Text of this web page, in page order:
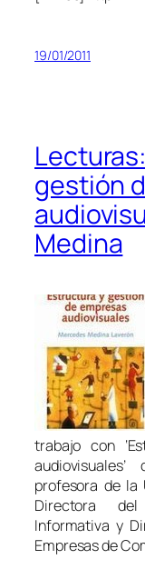
19/01/2011
gestión
Medina
trabajo con
profesora de la
Directora
Informativa y
Empresas de